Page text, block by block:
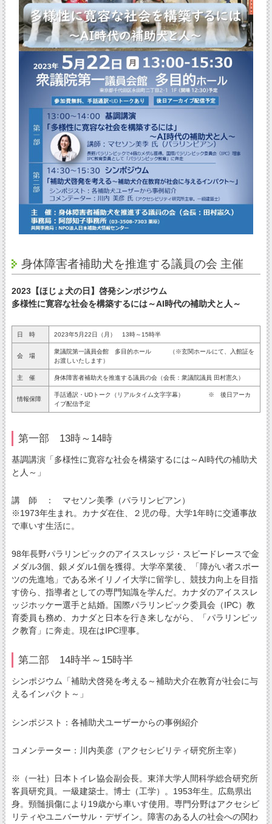
身体障害者補助犬を推進する議員の会 主催
2023【ほじょ犬の日】啓発シンポジウム
多様性に寛容な社会を構築するには～AI時代の補助犬と人～
日 時 2023年5月22日（月） 13時～15時半
会 場
衆議院第一議員会館 多目的ホール （※玄関ホールにて、入館証を
お渡しいたします）
主 催 身体障害者補助犬を推進する議員の会（会長：衆議院議員 田村憲久）
情報保障
手話通訳・UDトーク（リアルタイム文字字幕） ※ 後日アーカ
イブ配信予定
第一部 13時～14時
基調講演「多様性に寛容な社会を構築するには～AI時代の補助犬
と人～」
講 師 ： マセソン美季（パラリンピアン）
※1973年生まれ。カナダ在住、２児の母。大学1年時に交通事故
で車いす生活に。
98年長野パラリンピックのアイススレッジ・スピードレースで金
メダル3個、銀メダル1個を獲得。大学卒業後、「障がい者スポー
ツの先進地」である米イリノイ大学に留学し、競技力向上を目指
す傍ら、指導者としての専門知識を学んだ。カナダのアイススレ
ッジホッケー選手と結婚。国際パラリンピック委員会（IPC）教
育委員も務め、カナダと日本を行き来しながら、「パラリンピッ
ク教育」に奔走。現在はIPC理事。
第二部 14時半～15時半
シンポジウム「補助犬啓発を考える～補助犬介在教育が社会に与
えるインパクト～」
シンポジスト：各補助犬ユーザーからの事例紹介
コメンテーター：川内美彦（アクセシビリティ研究所主宰）
※（一社）日本トイレ協会副会長。東洋大学人間科学総合研究所
客員研究員。一級建築士。博士（工学）。1953年生。広島県出
身。頸髄損傷により19歳から車いす使用。専門分野はアクセシビ
リティやユニバーサル・デザイン。障害のある人の社会への関わ